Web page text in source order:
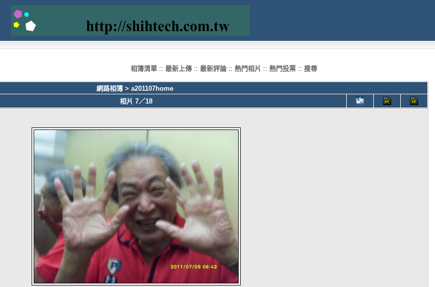
相簿清單 :: 最新上傳 :: 最新評論 :: 熱門相片 :: 熱門投票 :: 搜尋
網路相簿 > a201107home
相片 7／18